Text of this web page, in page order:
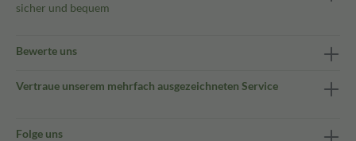
sicher und bequem
Bewerte uns
Vertraue unserem mehrfach ausgezeichneten Service
Folge uns